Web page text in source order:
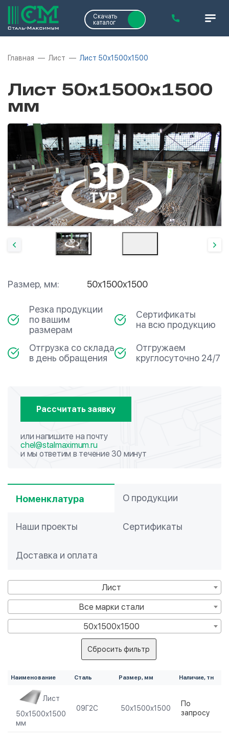
Скачать
каталог
Главная Лист Лист 50х1500х1500
Лист 50х1500х1500
мм
Размер, мм: 50х1500х1500
Резка продукции
по вашим
размерам
Сертификаты
на всю продукцию
Отгрузка со склада
в день обращения
Отгружаем
круглосуточно 24/7
Рассчитать заявку
или напишите на почту
chel@stalmaximum.ru
и мы ответим в течение 30 минут
Номенклатура О продукции
Наши проекты Сертификаты
Доставка и оплата
Лист
Все марки стали
50х1500х1500
Сбросить фильтр
Наименование Сталь Размер, мм Наличие, тн
Лист
50х1500х1500
мм
09Г2С 50х1500х1500
По
запросу